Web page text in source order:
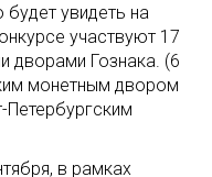
увидеть на
участвуют 17
дворами Гознака. (6
монетным двором
Петербургским
в рамках